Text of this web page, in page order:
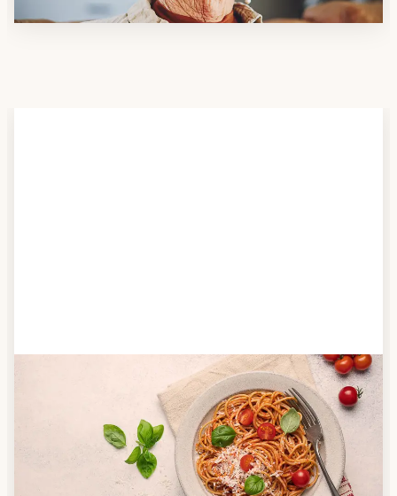
Anbieter finden
Nutzen Sie unsere große Mahlzeiten-Dienst-Suche,
um herauszufinden, welche Anbieter es in Ihrer
Region gibt und welcher am besten zu Ihnen passt.